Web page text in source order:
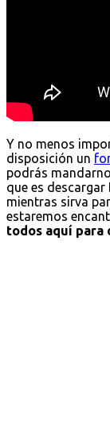
Y no menos
disposición un
podrás
que es
mientras sirva
estaremos
todos aquí para